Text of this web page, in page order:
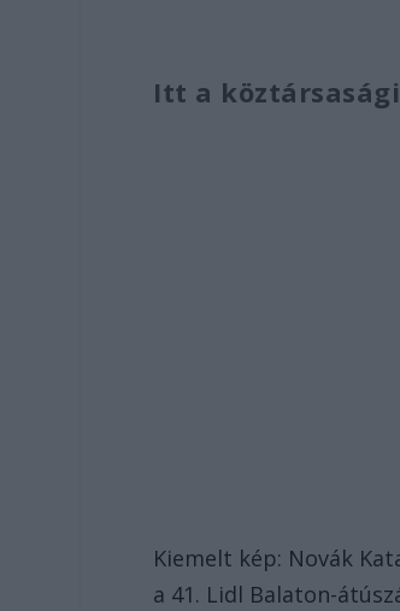
Itt a
Kiemelt kép: Novák
a 41. Lidl Balaton-